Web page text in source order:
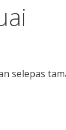
selepas